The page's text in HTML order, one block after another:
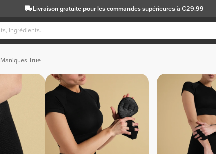
Livraison gratuitepour les commandes supérieures à €29.99
Maniques True